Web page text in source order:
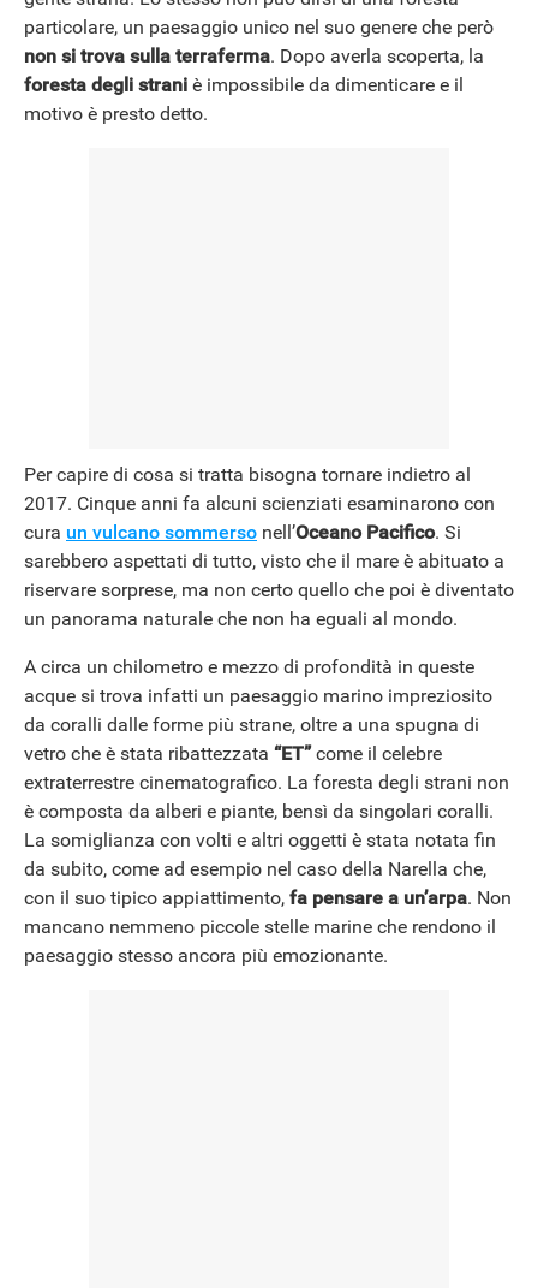
particolare, un paesaggio unico nel suo genere che però
non si trova sulla terraferma. Dopo averla scoperta, la
foresta degli strani è impossibile da dimenticare e il
motivo è presto detto.
Per capire di cosa si tratta bisogna tornare indietro al
2017. Cinque anni fa alcuni scienziati esaminarono con
cura un vulcano sommerso nell’Oceano Pacifico. Si
sarebbero aspettati di tutto, visto che il mare è abituato a
riservare sorprese, ma non certo quello che poi è diventato
un panorama naturale che non ha eguali al mondo.
A circa un chilometro e mezzo di profondità in queste
acque si trova infatti un paesaggio marino impreziosito
da coralli dalle forme più strane, oltre a una spugna di
vetro che è stata ribattezzata “ET”come il celebre
extraterrestre cinematografico. La foresta degli strani non
è composta da alberi e piante, bensì da singolari coralli.
La somiglianza con volti e altri oggetti è stata notata fin
da subito, come ad esempio nel caso della Narella che,
con il suo tipico appiattimento, fa pensare a un’arpa. Non
mancano nemmeno piccole stelle marine che rendono il
paesaggio stesso ancora più emozionante.